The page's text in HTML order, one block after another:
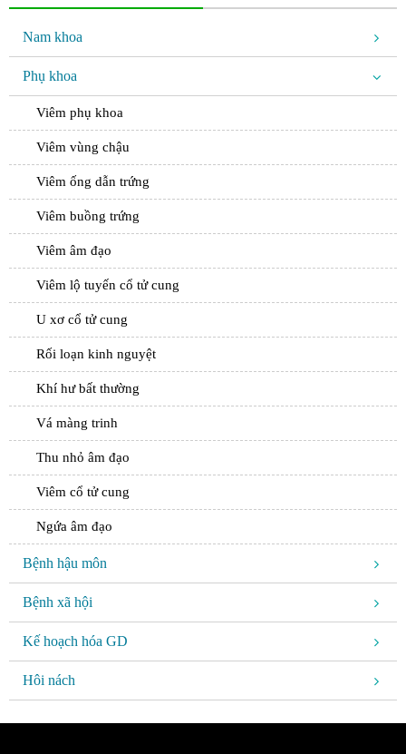
Nam khoa
Phụ khoa
Viêm phụ khoa
Viêm vùng chậu
Viêm ống dẫn trứng
Viêm buồng trứng
Viêm âm đạo
Viêm lộ tuyến cổ tử cung
U xơ cổ tử cung
Rối loạn kinh nguyệt
Khí hư bất thường
Vá màng trinh
Thu nhỏ âm đạo
Viêm cổ tử cung
Ngứa âm đạo
Bệnh hậu môn
Bệnh xã hội
Kế hoạch hóa GD
Hôi nách